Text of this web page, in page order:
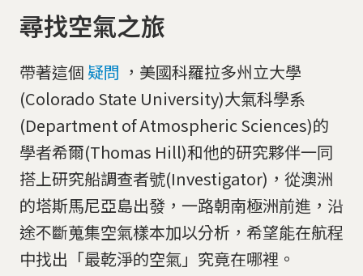
尋找空氣之旅
帶著這個 疑問 ，美國科羅拉多州立大學
(Colorado State University)大氣科學系
(Department of Atmospheric Sciences)的
學者希爾(Thomas Hill)和他的研究夥伴一同
搭上研究船調查者號(Investigator)，從澳洲
的塔斯馬尼亞島出發，一路朝南極洲前進，沿
途不斷蒐集空氣樣本加以分析，希望能在航程
中找出「最乾淨的空氣」究竟在哪裡。